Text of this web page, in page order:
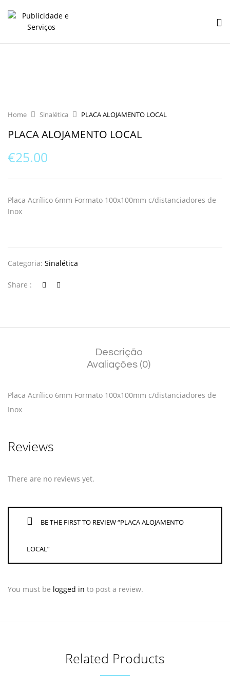
Home Sinalética PLACA ALOJAMENTO LOCAL
PLACA ALOJAMENTO LOCAL
€25.00
Placa Acrílico 6mm Formato 100x100mm c/distanciadores de
Inox
Categoria: Sinalética
Share :
Descrição
Avaliações (0)
Placa Acrílico 6mm Formato 100x100mm c/distanciadores de
Inox
Reviews
There are no reviews yet.
BE THE FIRST TO REVIEW “PLACA ALOJAMENTO
LOCAL”
You must be logged in to post a review.
Related Products